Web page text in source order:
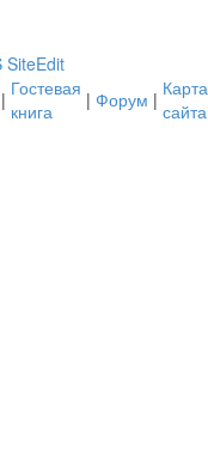
| Гостевая
книга
| Форум | Карта
сайта